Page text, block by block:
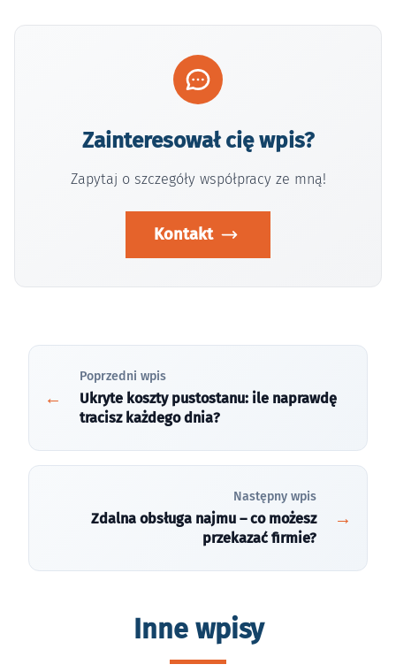
Zainteresował cię wpis?
Zapytaj o szczegóły współpracy ze mną!
Kontakt
Poprzedni wpis
Ukryte koszty pustostanu: ile naprawdę
tracisz każdego dnia?
Następny wpis
Zdalna obsługa najmu – co możesz
przekazać firmie?
Inne wpisy